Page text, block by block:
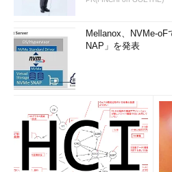
Mellanox、NVMe-
NAP」を発表